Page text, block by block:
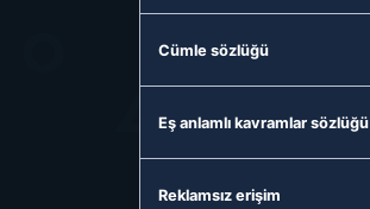
Cümle sözlüğü
Eş anlamlı kavramlar sözlüğü
Reklamsız erişim